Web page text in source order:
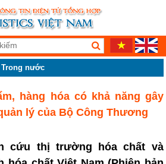
Trong nước
hàng hóa có khả năng gây
lý của Bộ Công Thương
cứu thị trường hóa chất và